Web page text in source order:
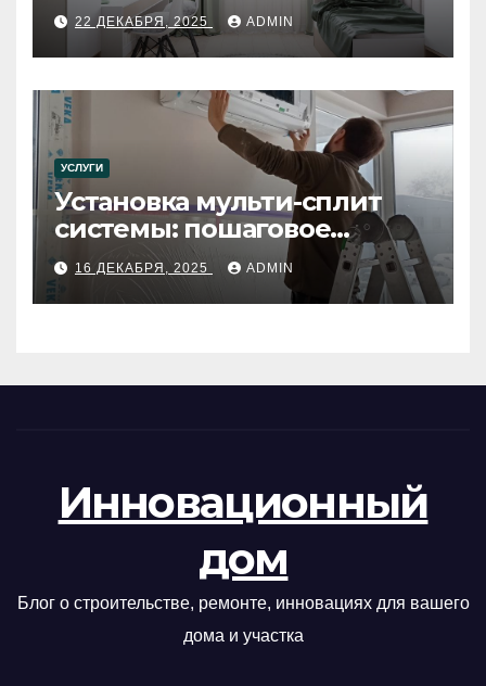
22 ДЕКАБРЯ, 2025 ADMIN
УСЛУГИ
Установка мульти-сплит
системы: пошаговое
руководство
16 ДЕКАБРЯ, 2025 ADMIN
Инновационный
дом
Блог о строительстве, ремонте, инновациях для вашего
дома и участка